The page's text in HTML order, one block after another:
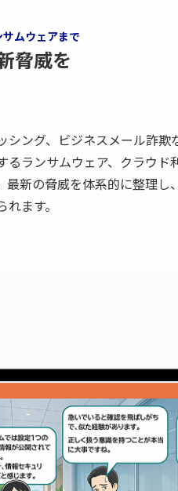
ムウェアまで
脅威を
シング、ビジネスメール詐
るランサムウェア、クラウ
最新の脅威を体系的に整理
ます。